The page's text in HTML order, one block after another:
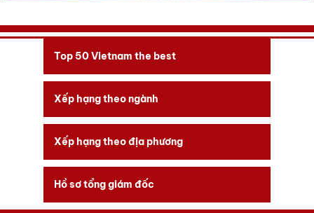
Top 50 Vietnam the best
Xếp hạng theo ngành
Xếp hạng theo địa phương
Hồ sơ tổng giám đốc